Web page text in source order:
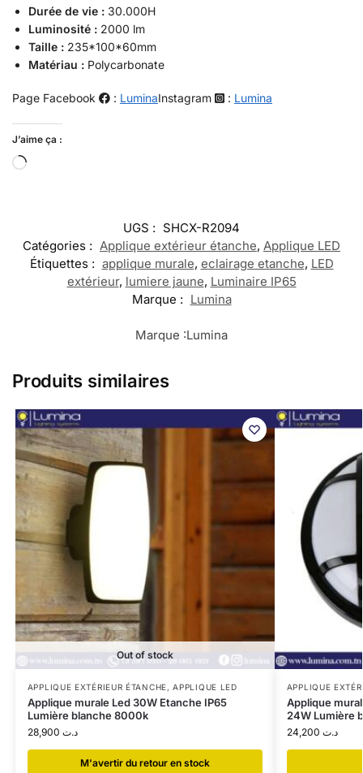
Durée de vie : 30.000H
Luminosité : 2000 lm
Taille : 235*100*60mm
Matériau : Polycarbonate
Page Facebook : LuminaInstagram : Lumina
J’aime ça :
UGS : SHCX-R2094
Catégories : Applique extérieur étanche, Applique LED
Étiquettes : applique murale, eclairage etanche, LED
extérieur, lumiere jaune, Luminaire IP65
Marque : Lumina
Marque :Lumina
Produits similaires
Out of stock
APPLIQUE EXTÉRIEUR ÉTANCHE,APPLIQUE LED
Applique murale Led 30W Etanche IP65
Lumière blanche 8000k
د.ت
​M'avertir du retour en stock
APPLIQUE
Applique
24W Lumière
د.ت